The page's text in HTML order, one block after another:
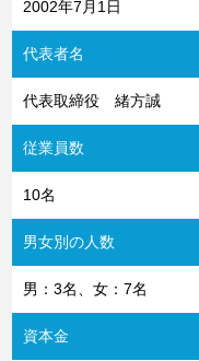
2002年7月1日
代表者名
代表取締役 緒方誠
従業員数
10名
男女別の人数
男：3名、女：7名
資本金